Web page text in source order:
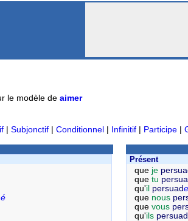
le modèle de aimer
| Subjonctif | Conditionnel | Infinitif | Participe |
é
Présent
que je
quetu
qu'il persuade
que nous
quevous
qu'ils persuad